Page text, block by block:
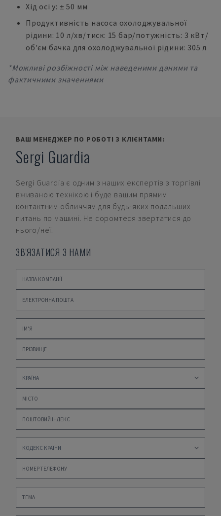
Хід осі y: ± 50 мм
Продуктивність насоса охолоджувальної
рідини: 10 л/хв/тиск: 15 бар/потужність: 3 кВт/
об'єм бачка для охолоджувальної рідини: 305 л
*Можливі розбіжності між наведеними даними та
фактичними значеннями
ВАШ МЕНЕДЖЕР ПО РОБОТІ З КЛІЄНТАМИ:
Sergi Guardia
Sergi Guardia є одним з наших експертів з торгівлі
вживаною технікою і буде вашим прямим
контактним обличчям для будь-яких подальших
питань по машині. Не соромтеся звертатися до
нього/неї.
ЗВ'ЯЗАТИСЯ З НАМИ